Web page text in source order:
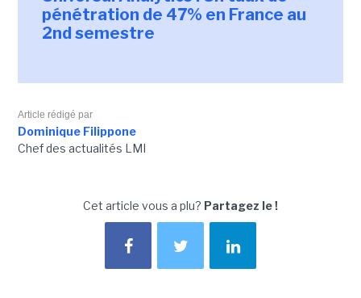
pénétration de 47% en France au
2nd semestre
Article rédigé par
Dominique Filippone
Chef des actualités LMI
Cet article vous a plu? Partagez le !